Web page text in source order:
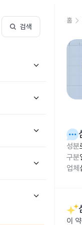
검색
홈
성분
구분
업체
이